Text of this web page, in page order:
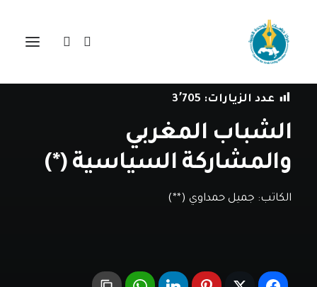
فيدراسات
عدد الزيارات: 3٬705
الشباب المغربي
والمشاركة السياسية (*)
الكاتب: جميل حمداوي (**)